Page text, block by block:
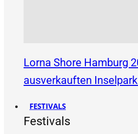
Lorna Shore Hamburg
ausverkauften
FESTIVALS
Festivals